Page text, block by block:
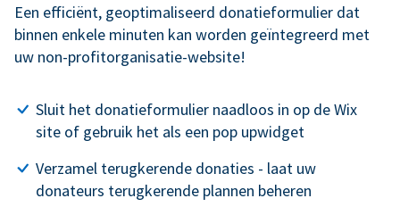
Een efficiënt, geoptimaliseerd donatieformulier dat
binnen enkele minuten kan worden geïntegreerd met
uw non-profitorganisatie-website!
Sluit het donatieformulier naadloos in op de Wix
site of gebruik het als een pop upwidget
Verzamel terugkerende donaties - laat uw
donateurs terugkerende plannen beheren